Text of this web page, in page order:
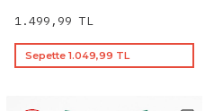
1.499,99 TL
Sepette 1.049,99 TL